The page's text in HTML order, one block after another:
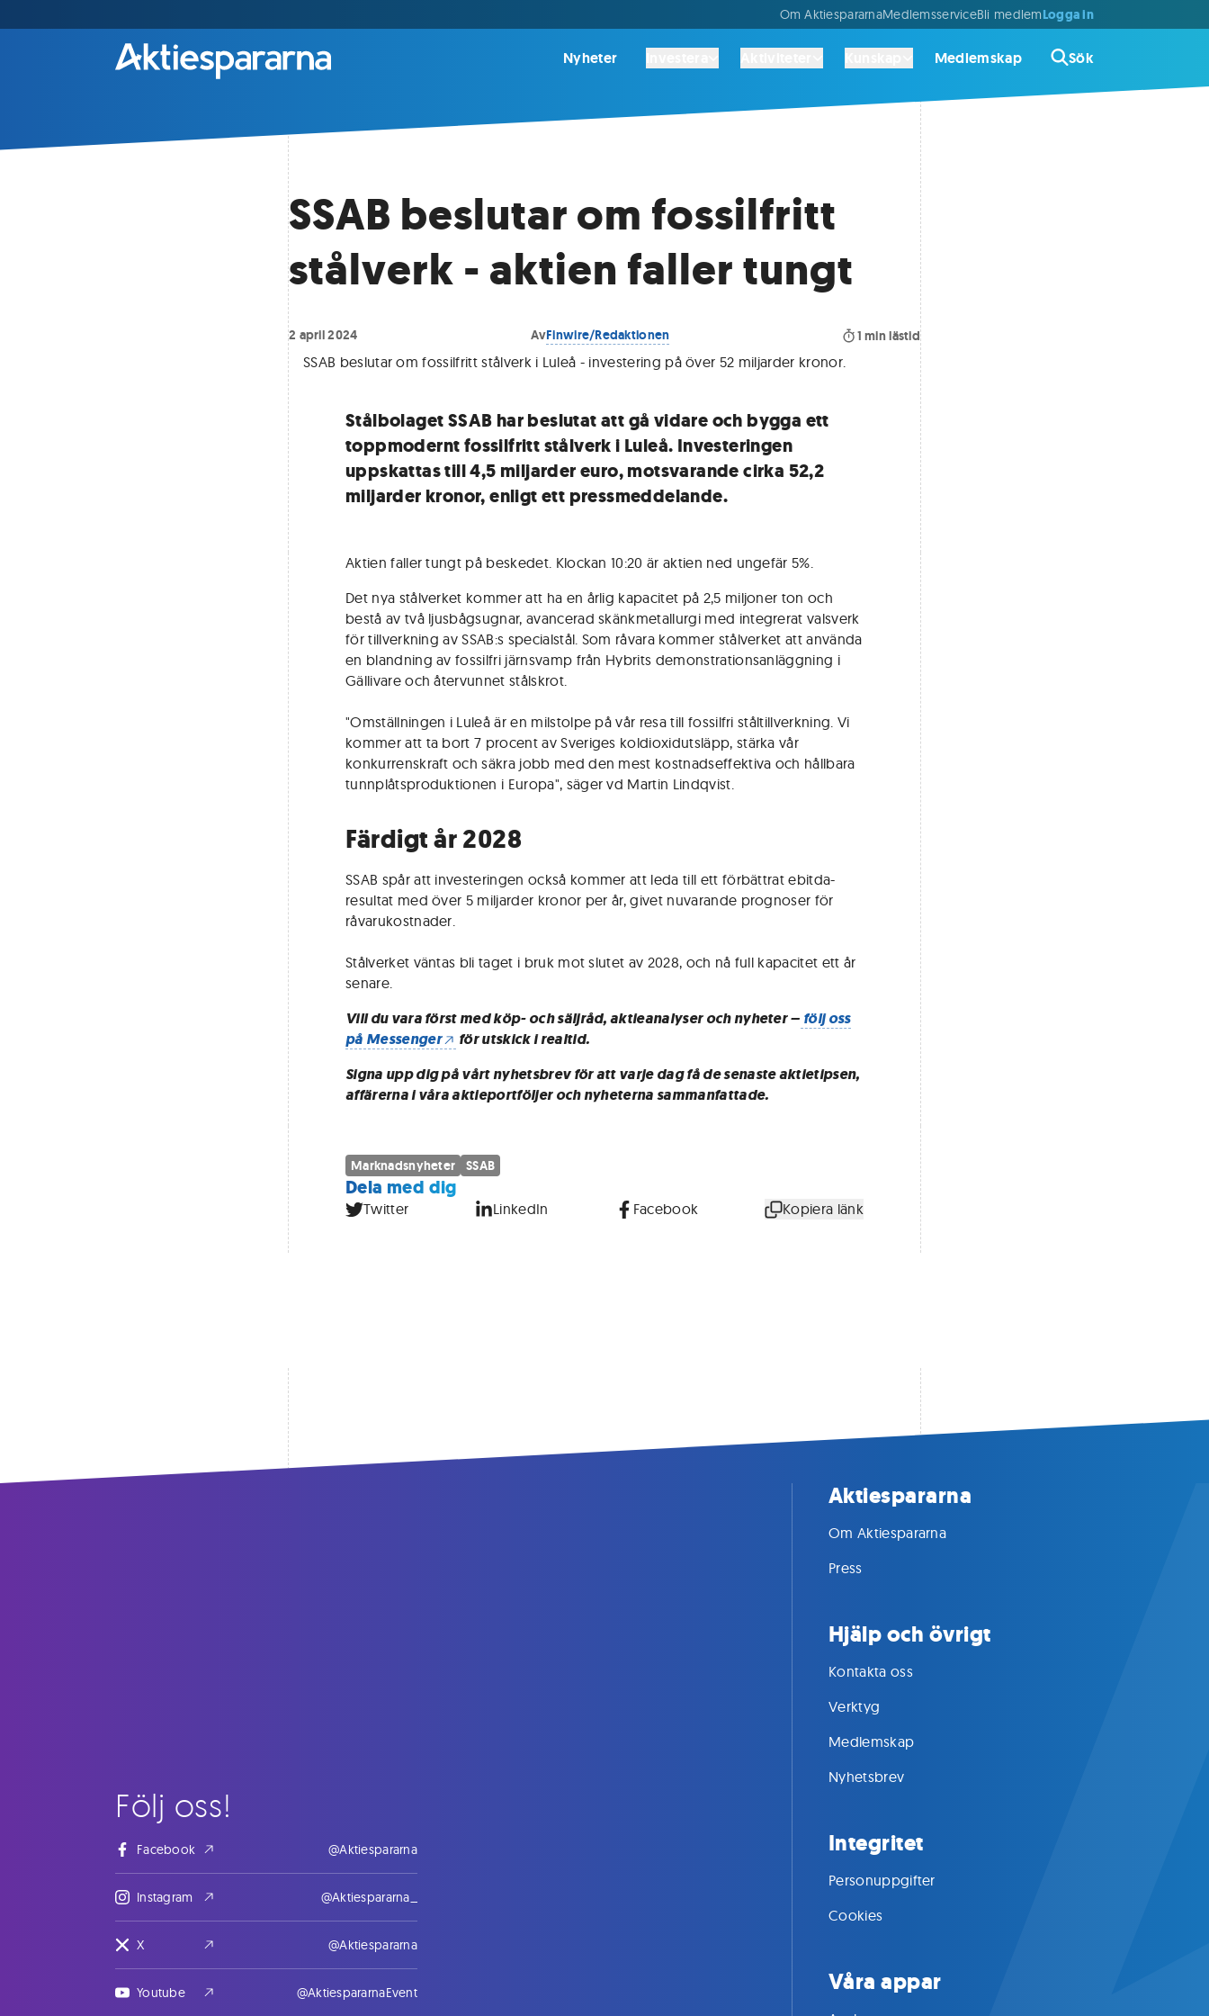
Om AktiespararnaMedlemsserviceBli medlemLogga in
Nyheter Medlemskap Sök
SSAB beslutar om fossilfritt
stålverk - aktien faller tungt
2 april 2024 AvFinwire/Redaktionen 1 min lästid
SSAB beslutar om fossilfritt stålverk i Luleå - investering på över 52 miljarder kronor.
Stålbolaget SSAB har beslutat att gå vidare och bygga ett
toppmodernt fossilfritt stålverk i Luleå. Investeringen
uppskattas till 4,5 miljarder euro, motsvarande cirka 52,2
miljarder kronor, enligt ett pressmeddelande.
Aktien faller tungt på beskedet. Klockan 10:20 är aktien ned ungefär 5%.
Det nya stålverket kommer att ha en årlig kapacitet på 2,5 miljoner ton och
bestå av två ljusbågsugnar, avancerad skänkmetallurgi med integrerat valsverk
för tillverkning av SSAB:s specialstål. Som råvara kommer stålverket att använda
en blandning av fossilfri järnsvamp från Hybrits demonstrationsanläggning i
Gällivare och återvunnet stålskrot.
"Omställningen i Luleå är en milstolpe på vår resa till fossilfri ståltillverkning. Vi
kommer att ta bort 7 procent av Sveriges koldioxidutsläpp, stärka vår
konkurrenskraft och säkra jobb med den mest kostnadseffektiva och hållbara
tunnplåtsproduktionen i Europa", säger vd Martin Lindqvist.
Färdigt år 2028
SSAB spår att investeringen också kommer att leda till ett förbättrat ebitda-
resultat med över 5 miljarder kronor per år, givet nuvarande prognoser för
råvarukostnader.
Stålverket väntas bli taget i bruk mot slutet av 2028, och nå full kapacitet ett år
senare.
Vill du vara först med köp- och säljråd, aktieanalyser och nyheter – följ oss
på Messenger
för utskick i realtid.
Signa upp dig på vårt nyhetsbrevför att varje dag få de senaste aktietipsen,
affärerna i våra aktieportföljer och nyheterna sammanfattade.
Marknadsnyheter SSAB
Dela med dig
Twitter LinkedIn Facebook Kopiera länk
Följ oss!
Facebook @Aktiespararna
Instagram @Aktiespararna_
X @Aktiespararna
Youtube @AktiespararnaEvent
Aktiespararna
Om Aktiespararna
Press
Hjälp och övrigt
Kontakta oss
Verktyg
Medlemskap
Nyhetsbrev
Integritet
Personuppgifter
Cookies
Våra appar